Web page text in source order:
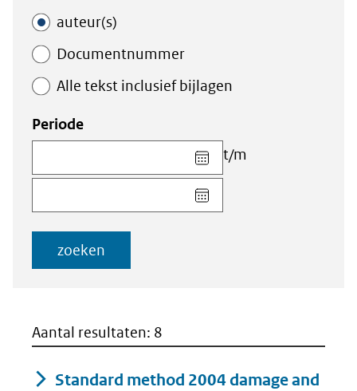
auteur(s)
Documentnummer
Alle tekst inclusief bijlagen
Periode
Kies
datum
voor
veld
t/m
Kies
datum
zoeken
Aantal resultaten: 8
Standard method 2004 damage and